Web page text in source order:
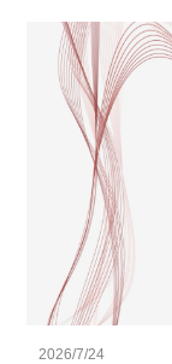
2026/7/24